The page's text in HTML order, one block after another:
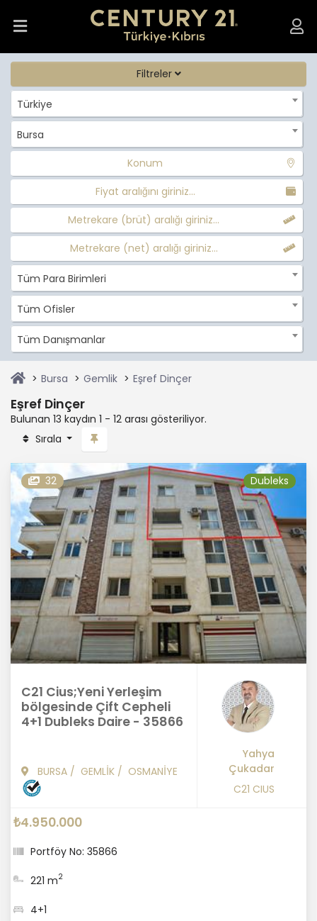
Filtreler
Türkiye
Bursa
Konum
Fiyat aralığını giriniz...
Metrekare (brüt) aralığı giriniz...
Metrekare (net) aralığı giriniz...
Tüm Para Birimleri
Tüm Ofisler
Tüm Danışmanlar
Bursa Gemlik Eşref Dinçer
Eşref Dinçer
Bulunan 13 kaydın 1 - 12 arası gösteriliyor.
Sırala
32 Dubleks
C21 Cius;Yeni Yerleşim
bölgesinde Çift Cepheli
4+1 Dubleks Daire - 35866
BURSA / GEMLİK / OSMANİYE
Yahya
Çukadar
C21 CIUS
₺4.950.000
Portföy No: 35866
221 m2
4+1